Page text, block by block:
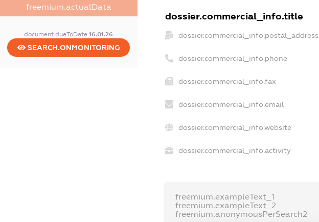
freemium.actualData
document.dueToDate16.01.26
SEARCH.ONMONITORING
dossier.commercial_info.title
dossier.commercial_info.postal_address
dossier.commercial_info.phone
dossier.commercial_info.fax
dossier.commercial_info.email
dossier.commercial_info.website
dossier.commercial_info.activity
freemium.exampleText_1
freemium.exampleText_2
freemium.anonymousPerSearch2